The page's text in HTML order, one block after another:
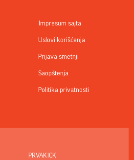
Impresum sajta
Uslovi korišćenja
Prijava smetnji
Saopštenja
Politika privatnosti
PRVAKICK